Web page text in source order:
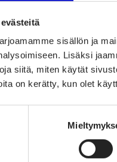
sisällön ja
Lisäksi
siitä, miten käytät
on kerätty, kun olet